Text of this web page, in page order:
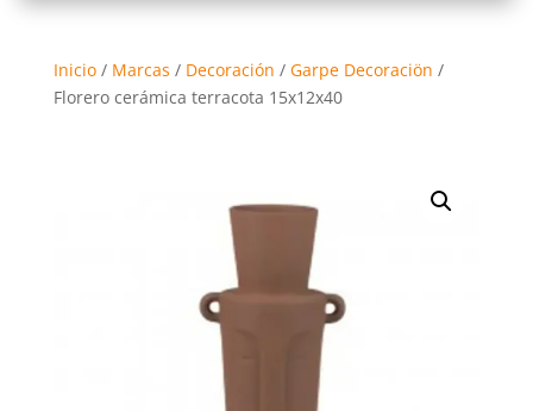
Inicio/ Marcas / Decoración / Garpe Decoraciön /
Florero cerámica terracota 15x12x40